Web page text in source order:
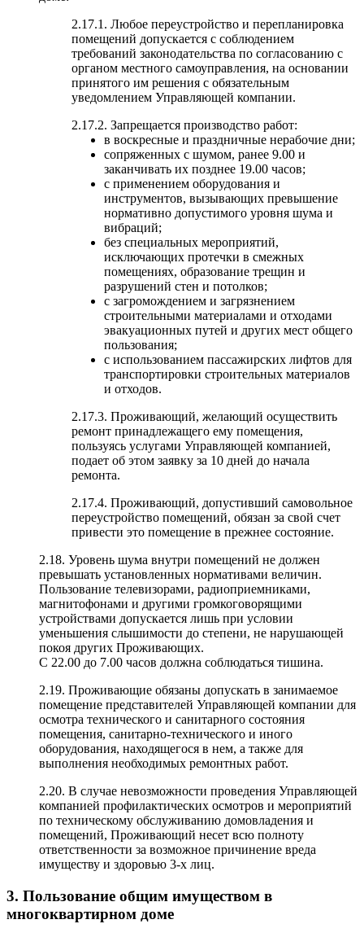
2.17.1. Любое переустройство и перепланировка
помещений допускается с соблюдением
требований законодательства по согласованию с
органом местного самоуправления, на основании
принятого им решения с обязательным
уведомлением Управляющей компании.
2.17.2. Запрещается производство работ:
в воскресные и праздничные нерабочие дни;
сопряженных с шумом, ранее 9.00 и
заканчивать их позднее 19.00 часов;
с применением оборудования и
инструментов, вызывающих превышение
нормативно допустимого уровня шума и
вибраций;
без специальных мероприятий,
исключающих протечки в смежных
помещениях, образование трещин и
разрушений стен и потолков;
с загромождением и загрязнением
строительными материалами и отходами
эвакуационных путей и других мест общего
пользования;
с использованием пассажирских лифтов для
транспортировки строительных материалов
и отходов.
2.17.3. Проживающий, желающий осуществить
ремонт принадлежащего ему помещения,
пользуясь услугами Управляющей компанией,
подает об этом заявку за 10 дней до начала
ремонта.
2.17.4. Проживающий, допустивший самовольное
переустройство помещений, обязан за свой счет
привести это помещение в прежнее состояние.
2.18. Уровень шума внутри помещений не должен
превышать установленных нормативами величин.
Пользование телевизорами, радиоприемниками,
магнитофонами и другими громкоговорящими
устройствами допускается лишь при условии
уменьшения слышимости до степени, не нарушающей
покоя других Проживающих.
С 22.00 до 7.00 часов должна соблюдаться тишина.
2.19. Проживающие обязаны допускать в занимаемое
помещение представителей Управляющей компании для
осмотра технического и санитарного состояния
помещения, санитарно-технического и иного
оборудования, находящегося в нем, а также для
выполнения необходимых ремонтных работ.
2.20. В случае невозможности проведения Управляющей
компанией профилактических осмотров и мероприятий
по техническому обслуживанию домовладения и
помещений, Проживающий несет всю полноту
ответственности за возможное причинение вреда
имуществу и здоровью 3-х лиц.
3. Пользование общим имуществом в
многоквартирном доме